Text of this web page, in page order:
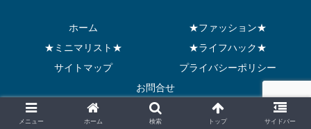
ホーム
★ファッション★
★ミニマリスト★
★ライフハック★
サイトマップ
プライバシーポリシー
お問合せ
© 2021 らいばる！.
メニュー ホーム 検索 トップ サイドバー